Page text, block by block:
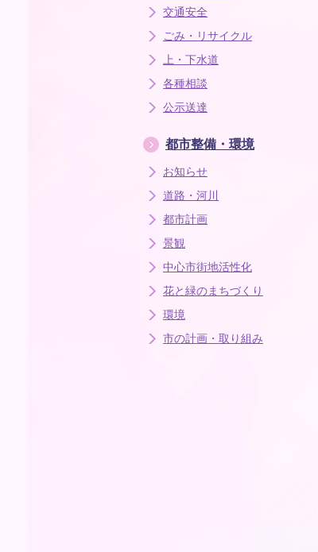
交通安全
ごみ・リサイクル
上・下水道
各種相談
公示送達
都市整備・環境
お知らせ
道路・河川
都市計画
景観
中心市街地活性化
花と緑のまちづくり
環境
市の計画・取り組み